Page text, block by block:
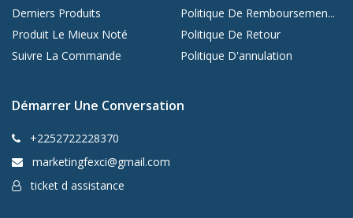
Derniers Produits
Produit Le Mieux Noté
Suivre La Commande
Politique De Remboursemen...
Politique De Retour
Politique D'annulation
Démarrer Une Conversation
+2252722228370
marketingfexci@gmail.com
ticket d assistance